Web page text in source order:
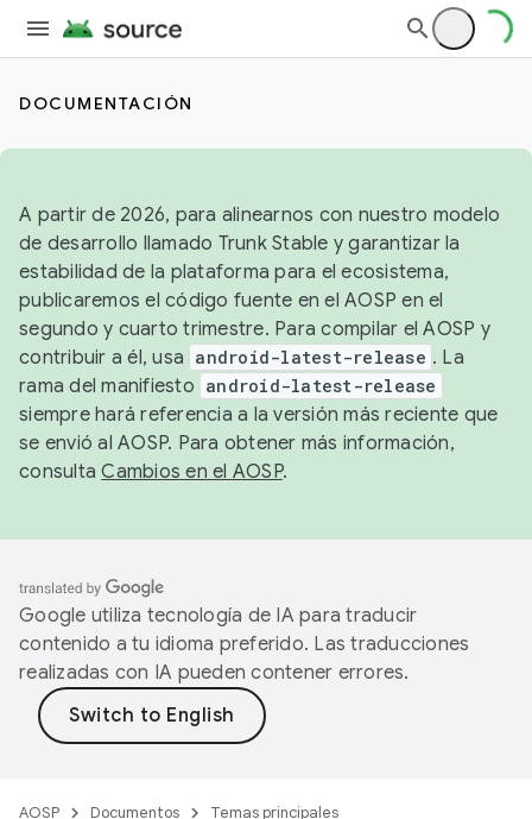
DOCUMENTACIÓN
A partir de 2026, para alinearnos con nuestro modelo
de desarrollo llamado Trunk Stable y garantizar la
estabilidad de la plataforma para el ecosistema,
publicaremos el código fuente en el AOSP en el
segundo y cuarto trimestre. Para compilar el AOSP y
contribuir a él, usa android-latest-release . La
rama del manifiesto android-latest-release
siempre hará referencia a la versión más reciente que
se envió al AOSP. Para obtener más información,
consultaCambios en el AOSP.
Google utiliza tecnología de IA para traducir
contenido a tu idioma preferido. Las traducciones
realizadas con IA pueden contener errores.
AOSP Documentos Temas principales